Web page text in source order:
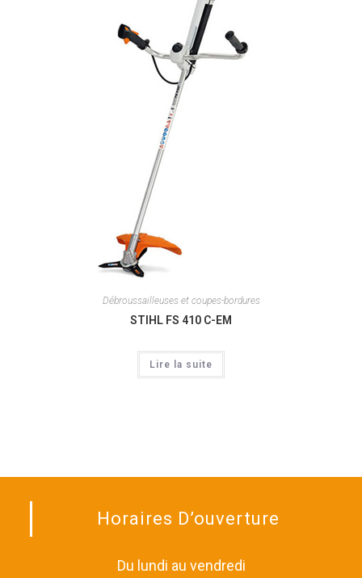
Débroussailleuses et coupes-bordures
STIHL FS 410 C-EM
Lire la suite
Horaires D’ouverture
Du lundi au vendredi